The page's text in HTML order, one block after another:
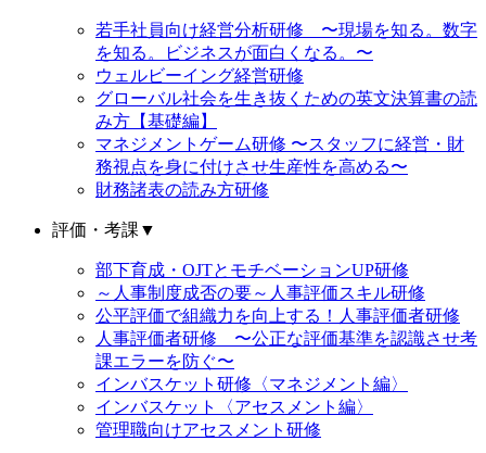
若手社員向け経営分析研修 〜現場を知る。数字
を知る。ビジネスが面白くなる。〜
ウェルビーイング経営研修
グローバル社会を生き抜くための英文決算書の読
み方【基礎編】
マネジメントゲーム研修 〜スタッフに経営・財
務視点を身に付けさせ生産性を高める〜
財務諸表の読み方研修
評価・考課 ▼
部下育成・OJTとモチベーションUP研修
～人事制度成否の要～人事評価スキル研修
公平評価で組織力を向上する！人事評価者研修
人事評価者研修 〜公正な評価基準を認識させ考
課エラーを防ぐ〜
インバスケット研修〈マネジメント編〉
インバスケット〈アセスメント編〉
管理職向けアセスメント研修